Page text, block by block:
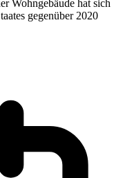
Wohngebäude hat sich
gegenüber 2020